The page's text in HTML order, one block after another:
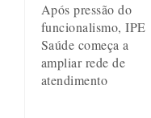
Após pressão do
funcionalismo, IPE
Saúde começa a
ampliar rede de
atendimento